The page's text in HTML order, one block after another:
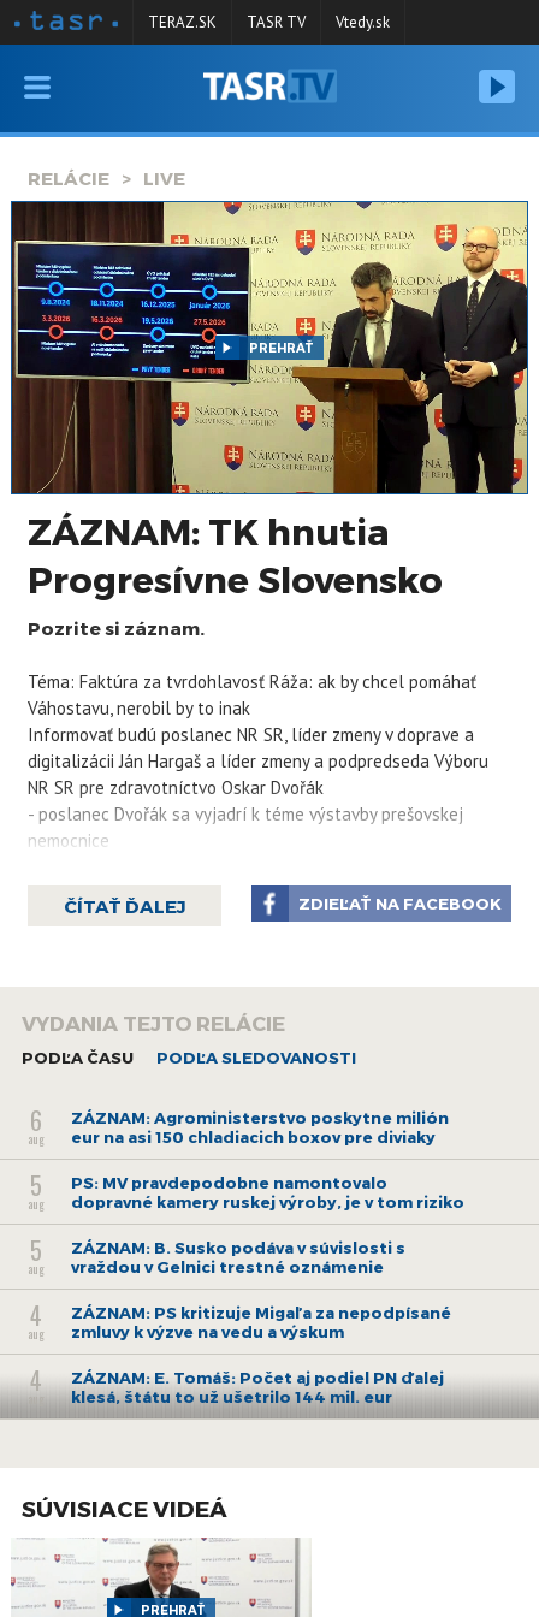
VYSIELANIE
SPRAVODAJSTVO
KONTAKT
ARCHÍV
TERAZ.SK TASR TV Vtedy.sk
RELÁCIE LIVE
PREHRAŤ
ZÁZNAM: TK hnutia
Progresívne Slovensko
Pozrite si záznam.
Téma: Faktúra za tvrdohlavosť Ráža: ak by chcel pomáhať
Váhostavu, nerobil by to inak
Informovať budú poslanec NR SR, líder zmeny v doprave a
digitalizácii Ján Hargaš a líder zmeny a podpredseda Výboru
NR SR pre zdravotníctvo Oskar Dvořák
- poslanec Dvořák sa vyjadrí k téme výstavby prešovskej
nemocnice
ČÍTAŤ ĎALEJ ZDIEĽAŤ NA FACEBOOK
VYDANIA TEJTO RELÁCIE
PODĽA ČASU PODĽA SLEDOVANOSTI
6
aug
ZÁZNAM: Agroministerstvo poskytne milión
eur na asi 150 chladiacich boxov pre diviaky
5
aug
PS: MV pravdepodobne namontovalo
dopravné kamery ruskej výroby, je v tom riziko
5
aug
ZÁZNAM: B. Susko podáva v súvislosti s
vraždou v Gelnici trestné oznámenie
4
aug
ZÁZNAM: PS kritizuje Migaľa za nepodpísané
zmluvy k výzve na vedu a výskum
4
aug
ZÁZNAM: E. Tomáš: Počet aj podiel PN ďalej
klesá, štátu to už ušetrilo 144 mil. eur
30
hydrometeorologického ústavu
30
júl
ZÁZNAM: ZMOS a Zdravý vinič podpísali
memorandum o edukácii o zlatom žltnutí
SÚVISIACE VIDEÁ
PREHRAŤ